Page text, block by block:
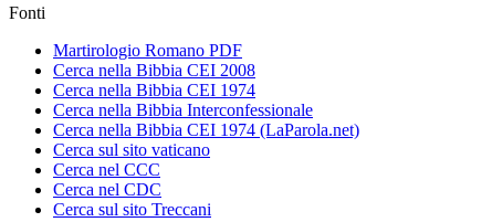
Fonti
Martirologio Romano PDF
Cerca nella Bibbia CEI 2008
Cerca nella Bibbia CEI 1974
Cerca nella Bibbia Interconfessionale
Cerca nella Bibbia CEI 1974 (LaParola.net)
Cerca sul sito vaticano
Cerca nel CCC
Cerca nel CDC
Cerca sul sito Treccani